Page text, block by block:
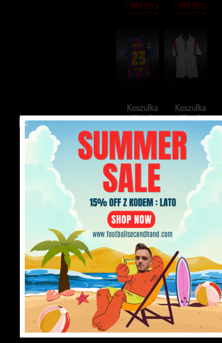
949.99zł 599.99zł
Koszulka
piłkarska
FC
Barcelona
2025/26
Home
Nike
Jules
Kounde
#23
[M]
ADV
UCL
699.99zł
Koszulka
piłkarska
reprezentacji
Anglia
2004/06
Home
249.99